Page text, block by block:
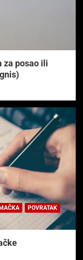
za posao ili
POVRATAK